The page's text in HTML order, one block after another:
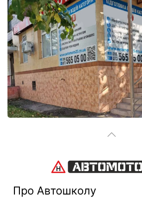
Про Автошколу